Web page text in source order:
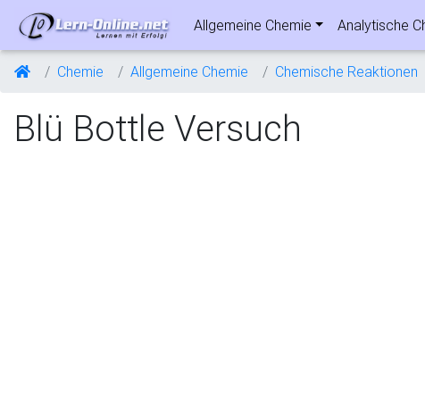
Allgemeine Chemie Analytische
Chemie Allgemeine Chemie Chemische Reaktionen
Blü Bottle Versuch